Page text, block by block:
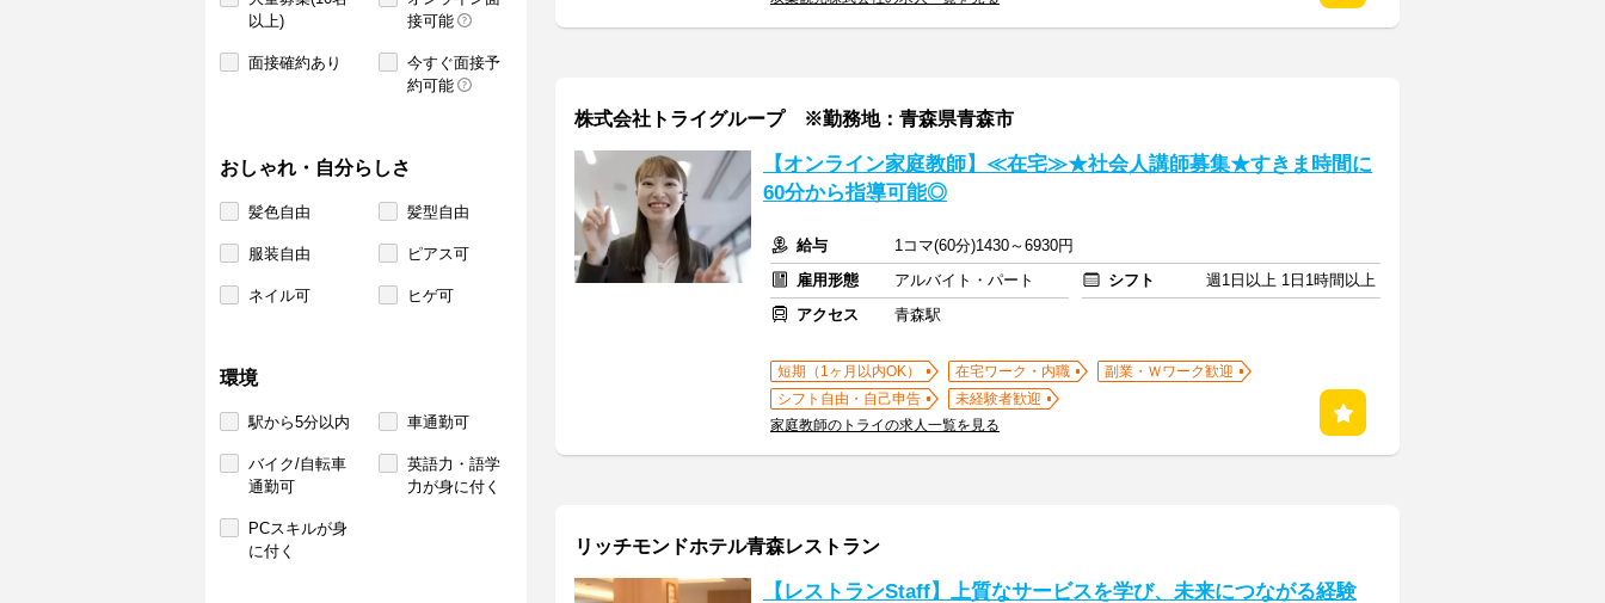
以上)
接可能
面接確約あり
今すぐ面接予
約可能
おしゃれ・自分らしさ
髪色自由 髪型自由
服装自由 ピアス可
ネイル可 ヒゲ可
環境
駅から5分以内 車通勤可
バイク/自転車
通勤可
英語力・語学
力が身に付く
PCスキルが身
に付く
株式会社トライグループ ※勤務地：青森県青森市
【オンライン家庭教師】≪在宅≫★社会人講師募集★すきま時間に
60分から指導可能◎
給与
1コマ(60分)1430～6930円
雇用形態
アルバイト・パート シフト
週1日以上 1日1時間以上
アクセス
青森駅
短期（1ヶ月以内OK） 在宅ワーク・内職
副業・Ｗワーク歓迎
シフト自由・自己申告
未経験者歓迎
家庭教師のトライの求人一覧を見る
リッチモンドホテル青森レストラン
【レストランStaff】上質なサービスを学び、未来につながる経験